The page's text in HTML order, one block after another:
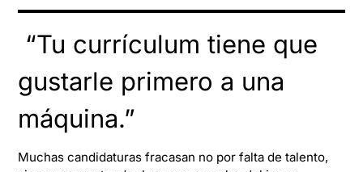
“Tu currículum tiene que
gustarle primero a una
máquina.”
Muchas candidaturas fracasan no por falta de talento,